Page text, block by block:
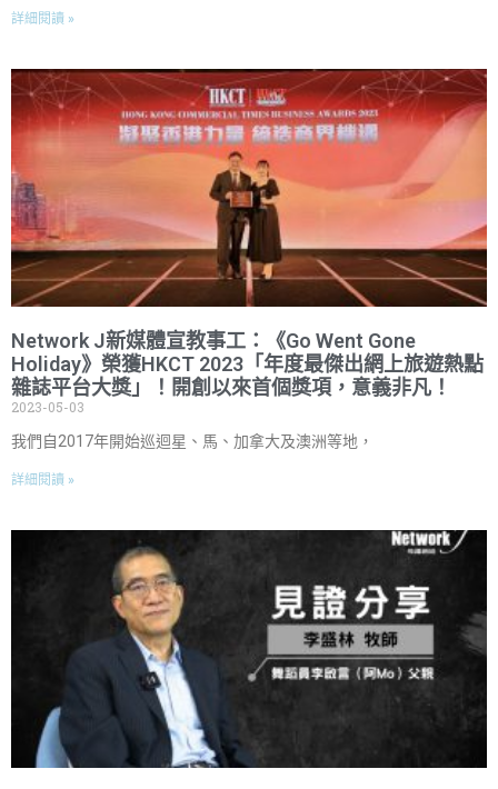
詳細閱讀 »
Network J新媒體宣教事工：《Go Went Gone
Holiday》榮獲HKCT 2023「年度最傑出網上旅遊熱點
雜誌平台大獎」！開創以來首個獎項，意義非凡！
2023-05-03
我們自2017年開始巡迴星、馬、加拿大及澳洲等地，
詳細閱讀 »